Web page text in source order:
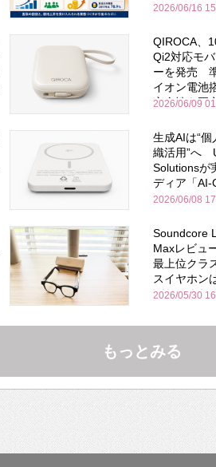
2026/06/16
QIROCA、
Qi2対応モ
ーを発売
イオン電池
安全性を両
2026/06/09
生成AIは“個
織活用”へ
Solutionsが
ディア「AI-
2026/06/08
Soundcore
Maxレビュ
最上位クラ
スイヤホン
づらいくら
Bose並み
2026/05/30
もっとみる